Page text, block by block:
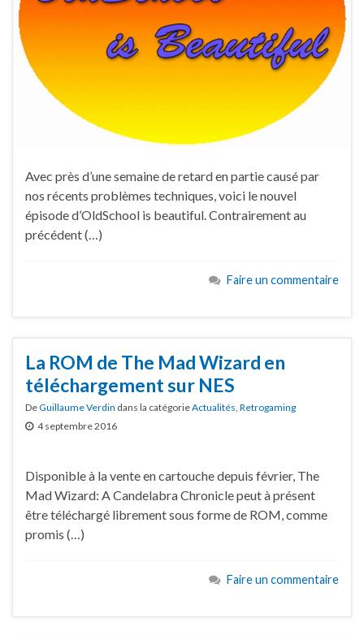
Avec près d’une semaine de retard en partie causé par
nos récents problèmes techniques, voici le nouvel
épisode d’OldSchool is beautiful. Contrairement au
précédent (…)
Faire un commentaire
La ROM de The Mad Wizard en
téléchargement sur NES
DeGuillaume Verdin dans la catégorieActualités Retrogaming
4 septembre 2016
Disponible à la vente en cartouche depuis février, The
Mad Wizard: A Candelabra Chronicle peut à présent
être téléchargé librement sous forme de ROM, comme
promis (…)
Faire un commentaire